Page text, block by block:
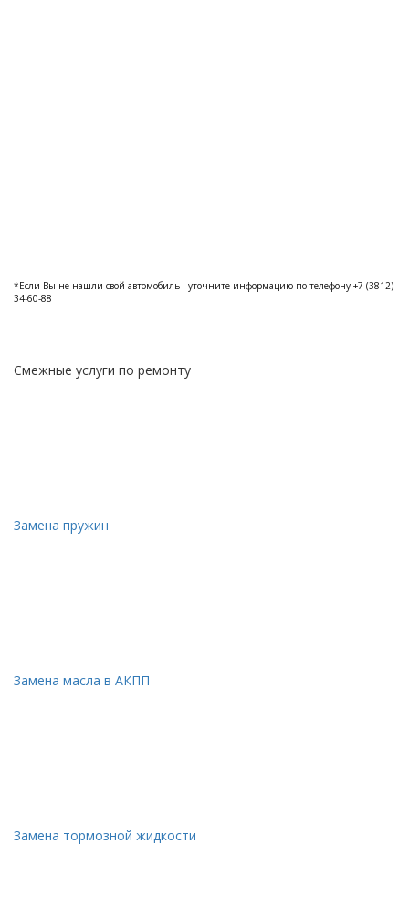
*Если Вы не нашли свой автомобиль - уточните информацию по телефону +7 (3812)
34-60-88
Смежные услуги по ремонту
Замена пружин
Замена масла в АКПП
Замена тормозной жидкости